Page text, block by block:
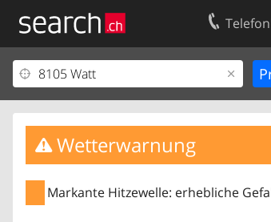
Wetterwarnung
Markante Hitzewelle: erhebliche
Ihr Eintrag
Kundencenter Geschäftskunden
Impressum